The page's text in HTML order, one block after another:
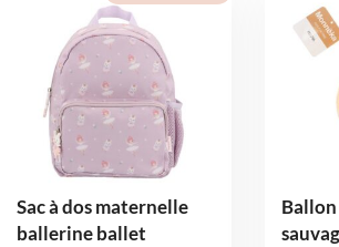
Sac à dos maternelle
ballerine ballet